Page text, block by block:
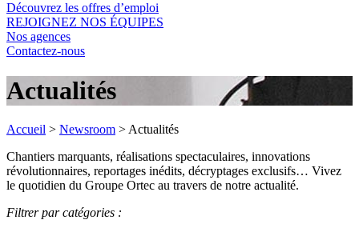
Découvrez les offres d’emploi
REJOIGNEZ NOS ÉQUIPES
Nos agences
Contactez-nous
Actualités
Accueil > Newsroom > Actualités
Chantiers marquants, réalisations spectaculaires, innovations
révolutionnaires, reportages inédits, décryptages exclusifs… Vivez
le quotidien du Groupe Ortec au travers de notre actualité.
Filtrer par catégories :